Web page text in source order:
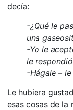
decía:
-¿Qué le
una
-Yo le
le
-Hágale –
Le hubiera
esas cosas de la